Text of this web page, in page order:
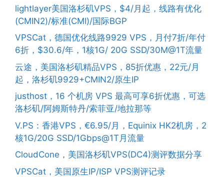
lightlayer美国洛杉矶VPS，$4/月起，线路有优化
(CMIN2)/标准(CMI)/国际BGP
VPSCat，德国优化线路9929 VPS，月付7折/年付
6折，$30.6/年，1核1G/ 20G SSD/30M@1T流量
云途，美国洛杉矶精品VPS，85折优惠，22元/月
起，洛杉矶9929+CMIN2/原生IP
justhost，16 个机房 VPS 最高可享6折优惠，可选
洛杉矶/阿姆斯特丹/索菲亚/地拉那等
V.PS：香港VPS，€6.95/月，Equinix HK2机房，2
核1G/20G SSD/1Gbps@1T月流量
CloudCone，美国洛杉矶VPS(DC4)测评数据分享
VPSCat，美国原生IP/ISP VPS测评记录